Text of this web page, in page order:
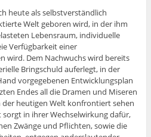
heute als selbstverständlich
Welt geboren wird, in der ihm
Lebensraum, individuelle
Verfügbarkeit einer
wird. Dem Nachwuchs wird bereits
Bringschuld auferlegt, in der
vorgegebenen Entwicklungsplan
Endes all die Dramen und Miseren
heutigen Welt konfrontiert sehen
sorgt in ihrer Wechselwirkung dafür,
Zwänge und Pflichten, sowie die